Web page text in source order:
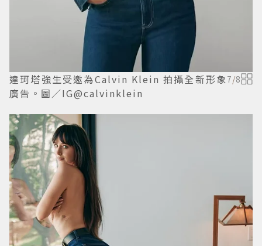
達珂塔強生受邀為Calvin Klein 拍攝全新形象
廣告。圖／IG@calvinklein
7/8